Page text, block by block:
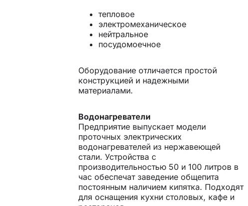
тепловое
электромеханическое
нейтральное
посудомоечное
Оборудование отличается простой
конструкцией и надежными
материалами.
Водонагреватели
Предприятие выпускает модели
проточных электрических
водонагревателей из нержавеющей
стали. Устройства с
производительностью 50 и 100 литров в
час обеспечат заведение общепита
постоянным наличием кипятка. Подходят
для оснащения кухни столовых, кафе и